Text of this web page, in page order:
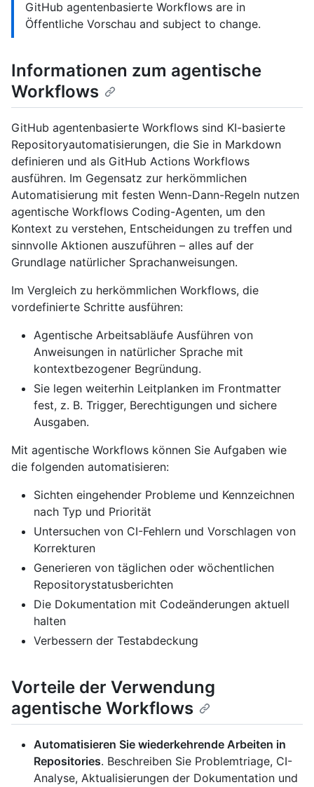
GitHub agentenbasierte Workflows are in
Öffentliche Vorschau and subject to change.
Informationen zum agentische
Workflows
GitHub agentenbasierte Workflows sind KI-basierte
Repositoryautomatisierungen, die Sie in Markdown
definieren und als GitHub Actions Workflows
ausführen. Im Gegensatz zur herkömmlichen
Automatisierung mit festen Wenn-Dann-Regeln nutzen
agentische Workflows Coding-Agenten, um den
Kontext zu verstehen, Entscheidungen zu treffen und
sinnvolle Aktionen auszuführen – alles auf der
Grundlage natürlicher Sprachanweisungen.
Im Vergleich zu herkömmlichen Workflows, die
vordefinierte Schritte ausführen:
Agentische Arbeitsabläufe Ausführen von
Anweisungen in natürlicher Sprache mit
kontextbezogener Begründung.
Sie legen weiterhin Leitplanken im Frontmatter
fest, z. B. Trigger, Berechtigungen und sichere
Ausgaben.
Mit agentische Workflows können Sie Aufgaben wie
die folgenden automatisieren:
Sichten eingehender Probleme und Kennzeichnen
nach Typ und Priorität
Untersuchen von CI-Fehlern und Vorschlagen von
Korrekturen
Generieren von täglichen oder wöchentlichen
Repositorystatusberichten
Die Dokumentation mit Codeänderungen aktuell
halten
Verbessern der Testabdeckung
Vorteile der Verwendung
agentische Workflows
Automatisieren Sie wiederkehrende Arbeiten in
Repositories. Beschreiben Sie Problemtriage, CI-
Analyse, Aktualisierungen der Dokumentation und